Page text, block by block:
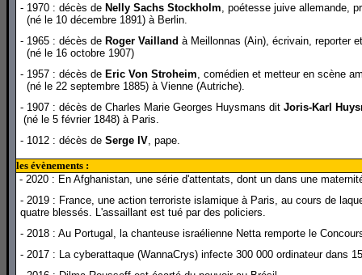
- 1970 : décès de Nelly Sachs Stockholm, poétesse juive allemande,
(né le 10 décembre 1891) à Berlin.
- 1965 : décès de Roger Vailland à Meillonnas (Ain), écrivain, reporter
(né le 16 octobre 1907)
- 1957 : décès de Eric Von Stroheim, comédien et metteur en scène
(né le 22 septembre 1885) à Vienne (Autriche).
- 1907 : décès de Charles Marie Georges Huysmans dit Joris-Karl
(né le 5 février 1848) à Paris.
- 1012 : décès de Serge IV, pape.
les évènements :
- 2020 : En Afghanistan, une série d'attentats, dont un dans une
- 2019 : France, une action terroriste islamique à Paris, au cours de
quatre blessés. L'assaillant est tué par des policiers.
- 2018 : Au Portugal, la chanteuse israélienne Netta remporte le
- 2017 : La cyberattaque (WannaCrys) infecte 300 000 ordinateur dans